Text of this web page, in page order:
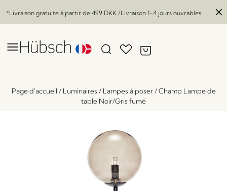
*Livraison gratuite à partir de 499 DKK /Livraison 1-4 jours ouvrables
Page d'accueil / Luminaires / Lampes à poser/Champ Lampe de
table Noir/Gris fumé